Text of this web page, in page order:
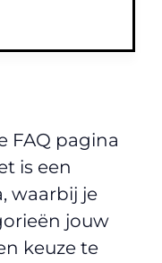
FAQ pagina
is een
waarbij je
jouw
keuze te